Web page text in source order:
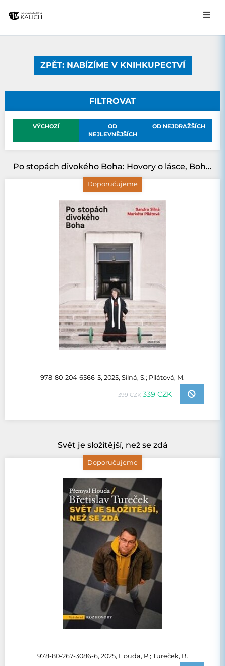
ZPĚT: NABÍZÍME V KNIHKUPECTVÍ
FILTROVAT
VÝCHOZÍ
OD
NEJLEVNĚJŠÍCH
OD NEJDRAŽŠÍCH
Doporučujeme
Po stopách divokého Boha: Hovory o lásce, Bohu i pivu
978-80-204-6566-5, 2025, Silná, S.; Pilátová, M.
399 CZK339 CZK
Doporučujeme
Svět je složitější, než se zdá
978-80-267-3086-6, 2025, Houda, P.; Tureček, B.